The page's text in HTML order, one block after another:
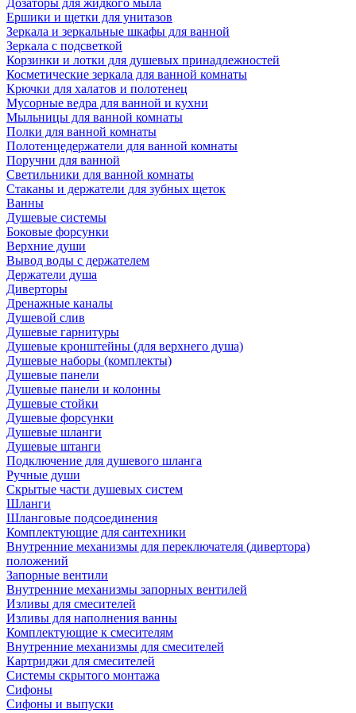
Дозаторы для жидкого мыла
Ершики и щетки для унитазов
Зеркала и зеркальные шкафы для ванной
Зеркала с подсветкой
Корзинки и лотки для душевых принадлежностей
Косметические зеркала для ванной комнаты
Крючки для халатов и полотенец
Мусорные ведра для ванной и кухни
Мыльницы для ванной комнаты
Полки для ванной комнаты
Полотенцедержатели для ванной комнаты
Поручни для ванной
Светильники для ванной комнаты
Стаканы и держатели для зубных щеток
Ванны
Душевые системы
Боковые форсунки
Верхние души
Вывод воды с держателем
Держатели душа
Диверторы
Дренажные каналы
Душевой слив
Душевые гарнитуры
Душевые кронштейны (для верхнего душа)
Душевые наборы (комплекты)
Душевые панели
Душевые панели и колонны
Душевые стойки
Душевые форсунки
Душевые шланги
Душевые штанги
Подключение для душевого шланга
Ручные души
Скрытые части душевых систем
Шланги
Шланговые подсоединения
Комплектующие для сантехники
Внутренние механизмы для переключателя (дивертора)
положений
Запорные вентили
Внутренние механизмы запорных вентилей
Изливы для смесителей
Изливы для наполнения ванны
Комплектующие к смесителям
Внутренние механизмы для смесителей
Картриджи для смесителей
Системы скрытого монтажа
Сифоны
Сифоны и выпуски